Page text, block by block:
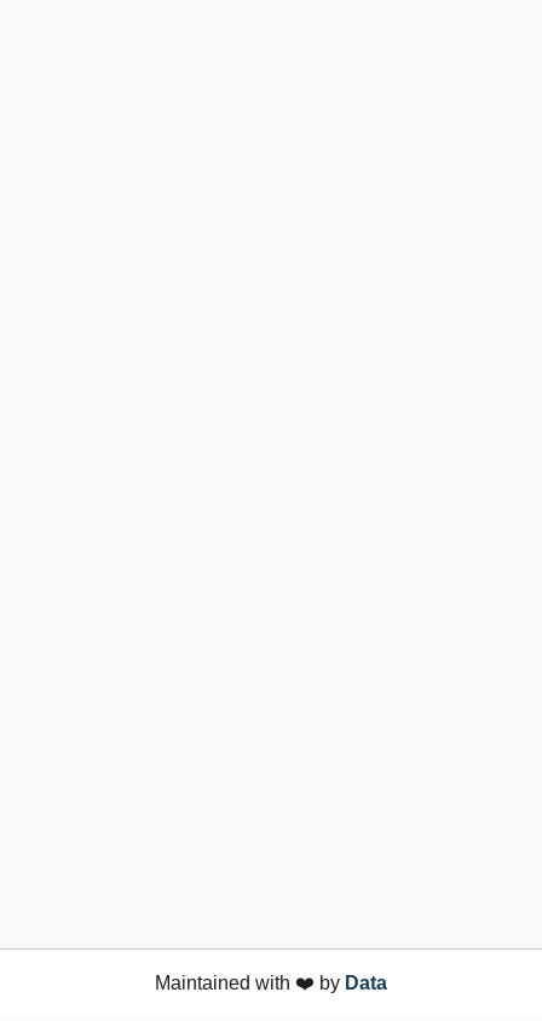
Maintained with ❤️ by Data